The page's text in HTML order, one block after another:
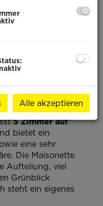
Familie
5 Zimmer auf
bietet ein
eine sehr
Die Maisonette
Aufteilung, viel
Grünblick
steht ein eigenes
Alle akzeptieren